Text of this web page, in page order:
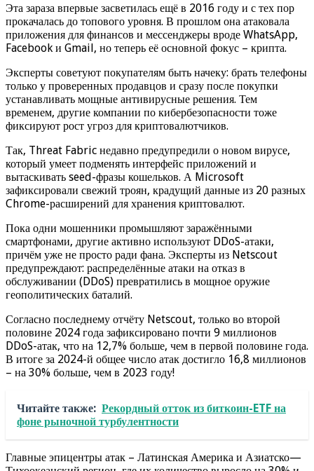
Эта зараза впервые засветилась ещё в 2016 году и с тех пор
прокачалась до топового уровня. В прошлом она атаковала
приложения для финансов и мессенджеры вроде WhatsApp,
Facebook и Gmail, но теперь её основной фокус – крипта.
Эксперты советуют покупателям быть начеку: брать телефоны
только у проверенных продавцов и сразу после покупки
устанавливать мощные антивирусные решения. Тем
временем, другие компании по кибербезопасности тоже
фиксируют рост угроз для криптовалютчиков.
Так, Threat Fabric недавно предупредили о новом вирусе,
который умеет подменять интерфейс приложений и
вытаскивать seed-фразы кошельков. А Microsoft
зафиксировали свежий троян, крадущий данные из 20 разных
Chrome-расширений для хранения криптовалют.
Пока одни мошенники промышляют заражёнными
смартфонами, другие активно используют DDoS-атаки,
причём уже не просто ради фана. Эксперты из Netscout
предупреждают: распределённые атаки на отказ в
обслуживании (DDoS) превратились в мощное оружие
геополитических баталий.
Согласно последнему отчёту Netscout, только во второй
половине 2024 года зафиксировано почти 9 миллионов
DDoS-атак, что на 12,7% больше, чем в первой половине года.
В итоге за 2024-й общее число атак достигло 16,8 миллионов
– на 30% больше, чем в 2023 году!
Читайте также: Рекордный отток из биткоин-ETF на
фоне рыночной турбулентности
Главные эпицентры атак – Латинская Америка и Азиатско—